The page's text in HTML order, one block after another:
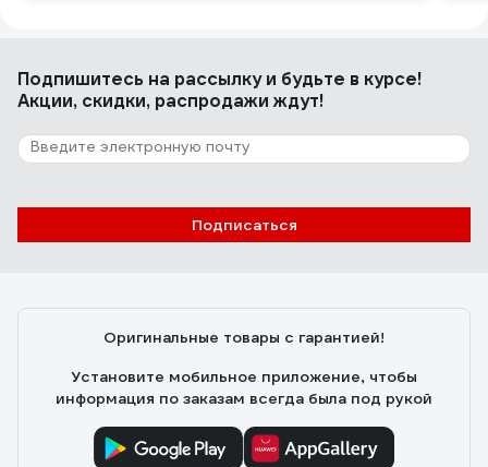
Подпишитесь на рассылкуи будьте в курсе!
Акции, скидки, распродажи ждут!
Подписаться
Оригинальные товары с гарантией!
Установите мобильное приложение, чтобы
информация по заказам всегда была под рукой